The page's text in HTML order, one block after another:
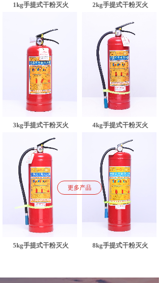
1kg手提式干粉灭火 2kg手提式干粉灭火
3kg手提式干粉灭火 4kg手提式干粉灭火
5kg手提式干粉灭火 8kg手提式干粉灭火
更多产品